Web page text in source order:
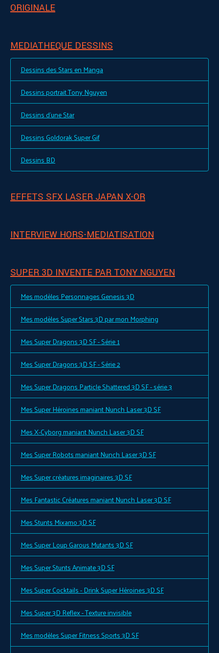
ORIGINALE
MEDIATHEQUE DESSINS
Dessins des Stars en Manga
Dessins portrait Tony Nguyen
Dessins d'une Star
Dessins Goldorak Super Gif
Dessins BD
EFFETS SFX LASER JAPAN X-OR
INTERVIEW HORS-MEDIATISATION
SUPER 3D INVENTE PAR TONY NGUYEN
Mes modèles Personnages Genesis 3D
Mes modèles Super Stars 3D par mon Morphing
Mes Super Dragons 3D SF - Série 1
Mes Super Dragons 3D SF - Série 2
Mes Super Dragons Particle Shattered 3D SF - série 3
Mes Super Héroines maniant Nunch Laser 3D SF
Mes X-Cyborg maniant Nunch Laser 3D SF
Mes Super Robots maniant Nunch Laser 3D SF
Mes Super créatures imaginaires 3D SF
Mes Fantastic Créatures maniant Nunch Laser 3D SF
Mes Stunts Mixamo 3D SF
Mes Super Loup Garous Mutants 3D SF
Mes Super Stunts Animate 3D SF
Mes Super Cocktails - Drink Super Héroines 3D SF
Mes Super 3D Reflex - Texture invisible
Mes modèles Super Fitness Sports 3D SF